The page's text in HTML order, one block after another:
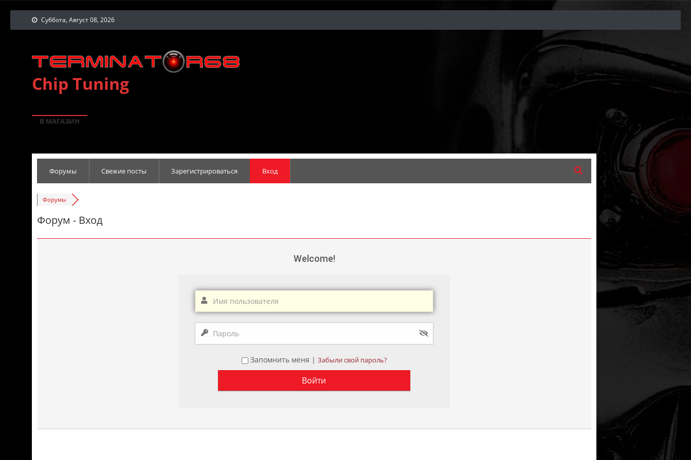
Суббота, Август 08, 2026
Chip Tuning
В МАГАЗИН
Форумы Свежие посты Зарегистрироваться Вход
Форумы
Форум - Вход
Welcome!
Запомнить меня | Забыли свой пароль?